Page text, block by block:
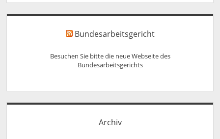
Bundesarbeitsgericht
Besuchen Sie bitte die neue Webseite des
Bundesarbeitsgerichts
Archiv